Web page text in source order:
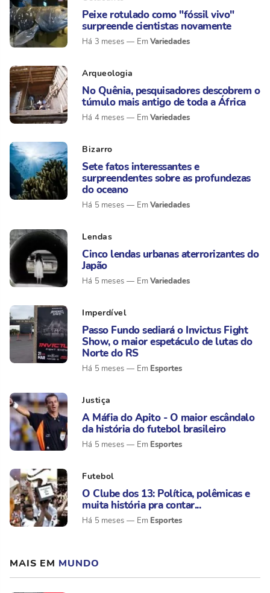
Peixe rotulado como "fóssil vivo"
surpreende cientistas novamente
Há 3 meses Variedades
Arqueologia
No Quênia, pesquisadores descobrem o
túmulo mais antigo de toda a África
Há 4 meses Variedades
Bizarro
Sete fatos interessantes e
surpreendentes sobre as profundezas
do oceano
Há 5 meses Variedades
Lendas
Cinco lendas urbanas aterrorizantes do
Japão
Há 5 meses Variedades
Imperdível
Passo Fundo sediará o Invictus Fight
Show, o maior espetáculo de lutas do
Norte do RS
Há 5 meses Esportes
Justiça
A Máfia do Apito - O maior escândalo
da história do futebol brasileiro
Há 5 meses Esportes
Futebol
O Clube dos 13: Política, polêmicas e
muita história pra contar...
Há 5 meses Esportes
MAIS EM MUNDO